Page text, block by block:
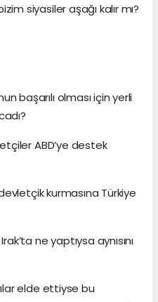
siyasiler aşağı kalır mı?
başarılı olması için yerli
ABD’ye destek
kurmasına Türkiye
ne yaptıysa aynısını
elde ettiyse bu